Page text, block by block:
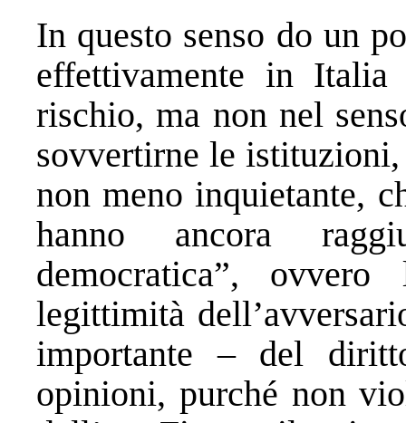
In questo senso do un
effettivamente in Italia
rischio, ma non nel
sovvertirne le
non meno inquietante,
hanno ancora
democratica”,
legittimità
importante – del
opinioni, purché non